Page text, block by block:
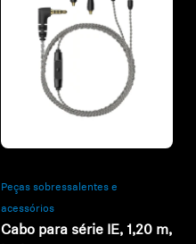
Peças sobressalentes e
acessórios
Cabo para série IE, 1,20 m,